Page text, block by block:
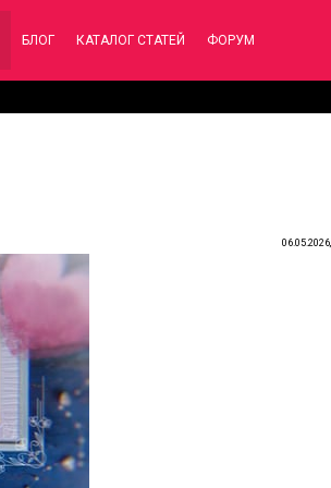
БЛОГ КАТАЛОГ СТАТЕЙ ФОРУМ